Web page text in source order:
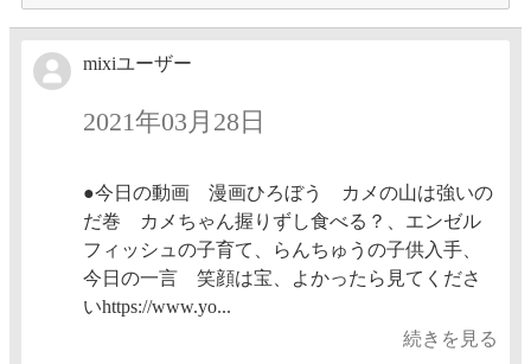
mixiユーザー
2021年03月28日
●今日の動画 漫画ひろぼう カメの山は強いの
だ巻 カメちゃん握りずし食べる？、エンゼル
フィッシュの子育て、らんちゅうの子供入手、
今日の一言 笑顔は宝、よかったら見てくださ
いhttps://www.yo...
続きを見る